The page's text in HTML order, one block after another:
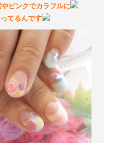
ピンクでカラフルに
てるんです